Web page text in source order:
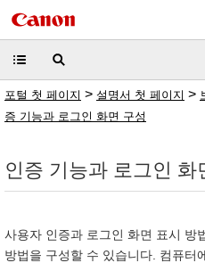
포털 첫 페이지 > 설명서 첫 페이지 >
증 기능과 로그인 화면 구성
인증 기능과 로그인 화
사용자 인증과 로그인 화면 표시 방
방법을 구성할 수 있습니다. 컴퓨터